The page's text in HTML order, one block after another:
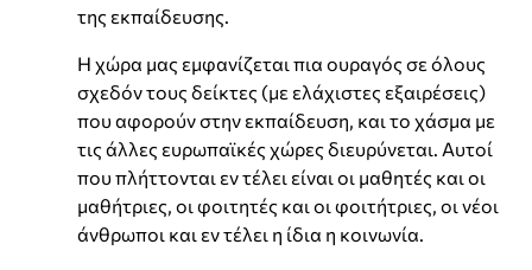
της εκπαίδευσης.
Η χώρα μας εμφανίζεται πια ουραγός σε όλους
σχεδόν τους δείκτες (με ελάχιστες εξαιρέσεις)
που αφορούν στην εκπαίδευση, και το χάσμα με
τις άλλες ευρωπαϊκές χώρες διευρύνεται. Αυτοί
που πλήττονται εν τέλει είναι οι μαθητές και οι
μαθήτριες, οι φοιτητές και οι φοιτήτριες, οι νέοι
άνθρωποι και εν τέλει η ίδια η κοινωνία.